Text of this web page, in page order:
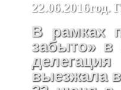
22.06.2016год.
В рамках
забыто» в
выезжала